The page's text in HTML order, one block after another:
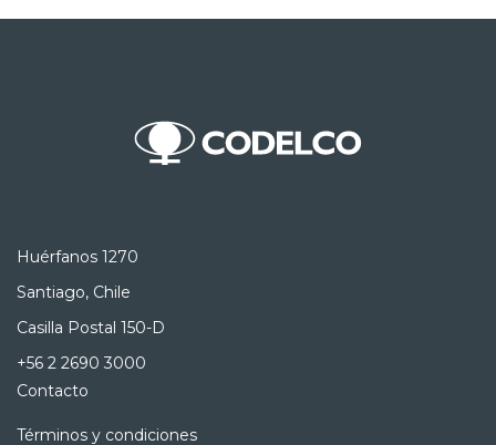
Huérfanos 1270
Santiago, Chile
Casilla Postal 150-D
+56 2 2690 3000
Contacto
Términos y condiciones